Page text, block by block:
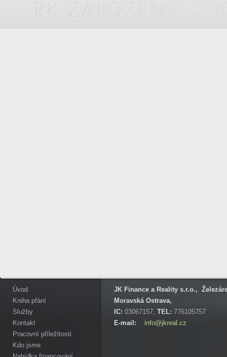
Úvod
Kniha přání
Služby
Kontakt
Pracovní příležitosti
Kdo jsme
JK Finance a Reality s.r.o.,
Moravská Ostrava,
IC: 03067157, TEL: 776105757
E-mail:
info@jkreal.cz